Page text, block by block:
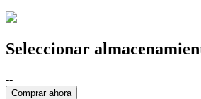
Seleccionar
--
Comprar ahora